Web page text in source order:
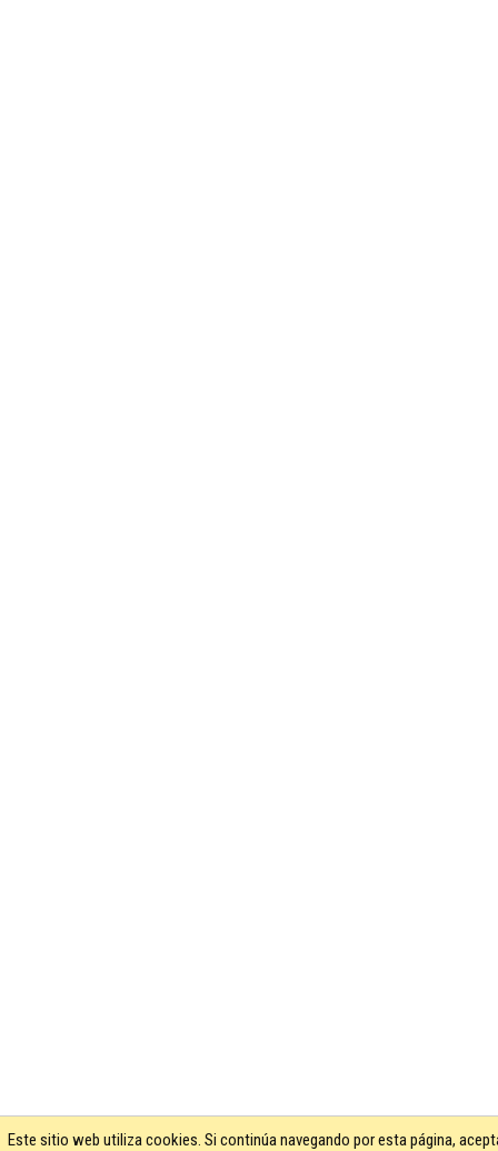
Este sitio web utiliza cookies. Si continúa navegando por esta página,